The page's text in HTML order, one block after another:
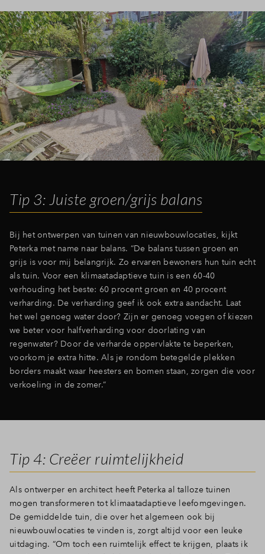
Tip 3: Juiste groen/grijs balans
Bij het ontwerpen van tuinen van nieuwbouwlocaties, kijkt
Peterka met name naar balans. “De balans tussen groen en
grijs is voor mij belangrijk. Zo ervaren bewoners hun tuin echt
als tuin. Voor een klimaatadaptieve tuin is een 60-40
verhouding het beste: 60 procent groen en 40 procent
verharding. De verharding geef ik ook extra aandacht. Laat
het wel genoeg water door? Zijn er genoeg voegen of kiezen
we beter voor halfverharding voor doorlating van
regenwater? Door de verharde oppervlakte te beperken,
voorkom je extra hitte. Als je rondom betegelde plekken
borders maakt waar heesters en bomen staan, zorgen die voor
verkoeling in de zomer.”
Tip 4: Creëer ruimtelijkheid
Als ontwerper en architect heeft Peterka al talloze tuinen
mogen transformeren tot klimaatadaptieve leefomgevingen.
De gemiddelde tuin, die over het algemeen ook bij
nieuwbouwlocaties te vinden is, zorgt altijd voor een leuke
uitdaging. “Om toch een ruimtelijk effect te krijgen, plaats ik